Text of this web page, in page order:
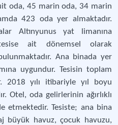
oda, 45 marin oda, 34 marin
423 oda yer almaktadır.
Altınyunus yat limanına
ait dönemsel olarak
Ana binada yer
uygundur. Tesisin toplam
2018 yılı itibariyle yıl boyu
Otel, oda gelirlerinin ağırlıklı
etmektedir. Tesiste; ana bina
büyük havuz, çocuk havuzu,